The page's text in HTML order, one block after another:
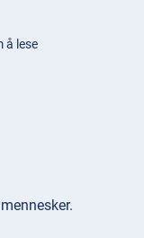
å lese